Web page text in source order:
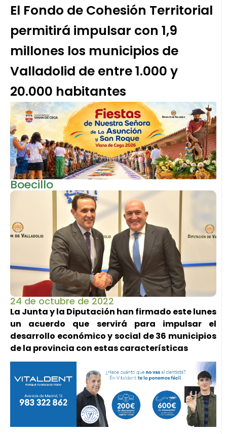
El Fondo de Cohesión Territorial
permitirá impulsar con 1,9
millones los municipios de
Valladolid de entre 1.000 y
20.000 habitantes
Boecillo
24 de octubre de 2022
La Junta y la Diputación han firmado este lunes
un acuerdo que servirá para impulsar el
desarrollo económico y social de 36 municipios
de la provincia con estas características